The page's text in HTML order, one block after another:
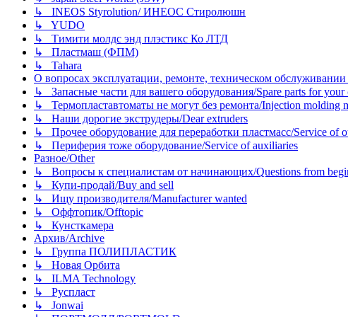
↳ INEOS Styrolution/ ИНЕОС Стиролюшн
↳ YUDO
↳ Тимити молдс энд плэстикс Ко ЛТД
↳ Пластмаш (ФПМ)
↳ Tahara
О вопросах эксплуатации, ремонте, техническом
↳ Запасные части для вашего оборудования/Spare parts for your
↳ Термопластавтоматы не могут без ремонта/Injection molding
↳ Наши дорогие экструдеры/Dear extruders
↳ Прочее оборудование для переработки пластмасс/Service of
↳ Периферия тоже оборудование/Service of auxiliaries
Разное/Other
↳ Вопросы к специалистам от начинающих/Questions from
↳ Купи-продай/Buy and sell
↳ Ищу производителя/Manufacturer wanted
↳ Оффтопик/Offtopic
↳ Кунсткамера
Архив/Archive
↳ Группа ПОЛИПЛАСТИК
↳ Новая Орбита
↳ ILMA Technology
↳ Руспласт
↳ Jonwai